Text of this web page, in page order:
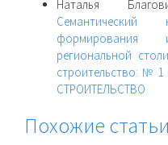
Наталья
формирования
региональной
строительство: № 1
СТРОИТЕЛЬСТВО
Похожие статьи